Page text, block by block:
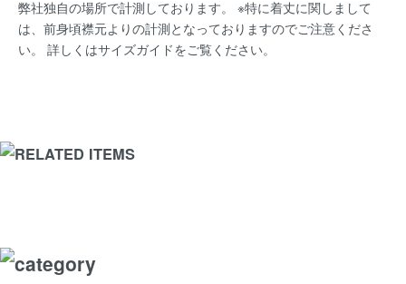
弊社独自の場所で計測しております。 ※特に着丈に関しまして
は、前身頃襟元よりの計測となっておりますのでご注意くださ
い。 詳しくはサイズガイドをご覧ください。